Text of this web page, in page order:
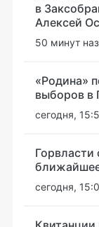
в
Алексей
50 минут
«Родина»
выборов в
сегодня,
сегодня,